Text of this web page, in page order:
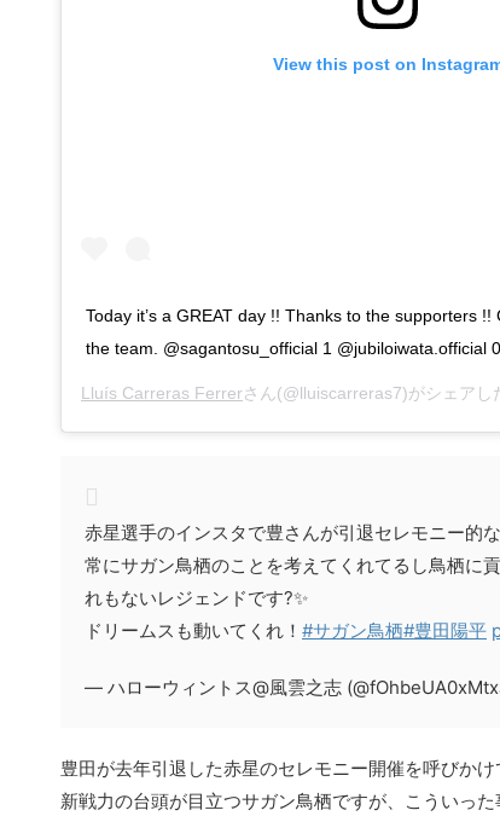
View this post on
Today it’s a GREAT day !! Thanks to the supporters !!
the team. @sagantosu_official 1 @jubiloiwata.official
Lluís Carreras Ferrerさん(@lluiscarreras7)がシェアし
赤星選手のインスタで豊さんが引退セレモニー的
常にサガン鳥栖のことを考えてくれてるし鳥栖に
れもないレジェンドです?✨
ドリームスも動いてくれ！ #サガン鳥栖#豊田陽平
— ハローウィントス@風雲之志
豊田が去年引退した赤星のセレモニー開催を呼びかけ
新戦力の台頭が目立つサガン鳥栖ですが、こういっ